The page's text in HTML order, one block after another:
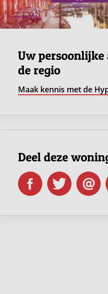
Uw
de regio
Maak kennis met de
Deel deze